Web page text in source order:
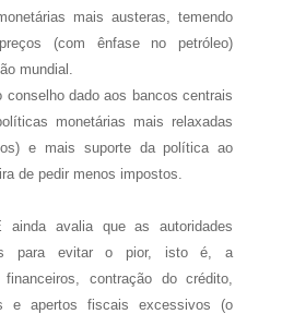
mais austeras, temendo
(com ênfase no petróleo)
mundial.
conselho dado aos bancos centrais
monetárias mais relaxadas
e mais suporte da política ao
de pedir menos impostos.
ainda avalia que as autoridades
para evitar o pior, isto é, a
contração do crédito,
e apertos fiscais excessivos (o